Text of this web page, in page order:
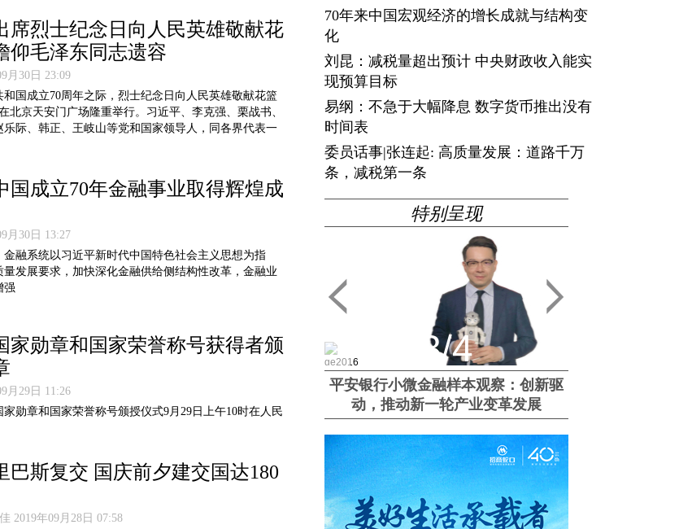
席烈士纪念日向人民英雄敬献花
仰毛泽东同志遗容
月30日 23:09
国成立70周年之际，烈士纪念日向人民英雄敬献花篮
北京天安门广场隆重举行。习近平、李克强、栗战书、
乐际、韩正、王岐山等党和国家领导人，同各界代表一
国成立70年金融事业取得辉煌成
月30日 13:27
金融系统以习近平新时代中国特色社会主义思想为指
发展要求，加快深化金融供给侧结构性改革，金融业
强
家勋章和国家荣誉称号获得者颁
月29日 11:26
勋章和国家荣誉称号颁授仪式9月29日上午10时在人民
巴斯复交 国庆前夕建交国达180
2019年09月28日 07:58
70年来中国宏观经济的增长成就与结构变
化
刘昆：减税量超出预计 中央财政收入能实
现预算目标
易纲：不急于大幅降息 数字货币推出没有
时间表
委员话事|张连起: 高质量发展：道路千万
条，减税第一条
特别呈现
4/4
优必选科技周剑：扎根AI长期价值，
剑指“让智能机器人走进千家万户”